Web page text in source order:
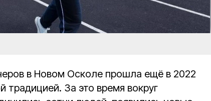
в Новом Осколе прошла ещё в 2022
традицией. За это время вокруг